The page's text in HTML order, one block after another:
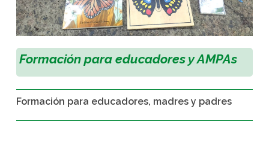
Formación para educadores y AMPAs
Formación para educadores, madres y padres